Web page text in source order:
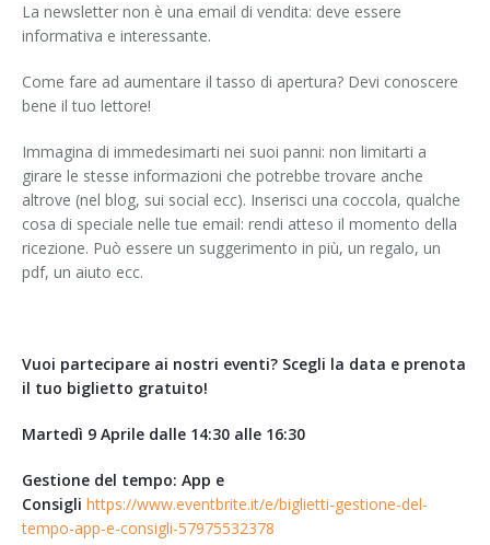
La newsletter non è una email di vendita: deve essere
informativa e interessante.
Come fare ad aumentare il tasso di apertura? Devi conoscere
bene il tuo lettore!
Immagina di immedesimarti nei suoi panni: non limitarti a
girare le stesse informazioni che potrebbe trovare anche
altrove (nel blog, sui social ecc). Inserisci una coccola, qualche
cosa di speciale nelle tue email: rendi atteso il momento della
ricezione. Può essere un suggerimento in più, un regalo, un
pdf, un aiuto ecc.
Vuoi partecipare ai nostri eventi? Scegli la data e prenota
il tuo biglietto gratuito!
Martedì 9 Aprile dalle 14:30 alle 16:30
Gestione del tempo: App e
Consigli https://www.eventbrite.it/e/biglietti-gestione-del-
tempo-app-e-consigli-57975532378